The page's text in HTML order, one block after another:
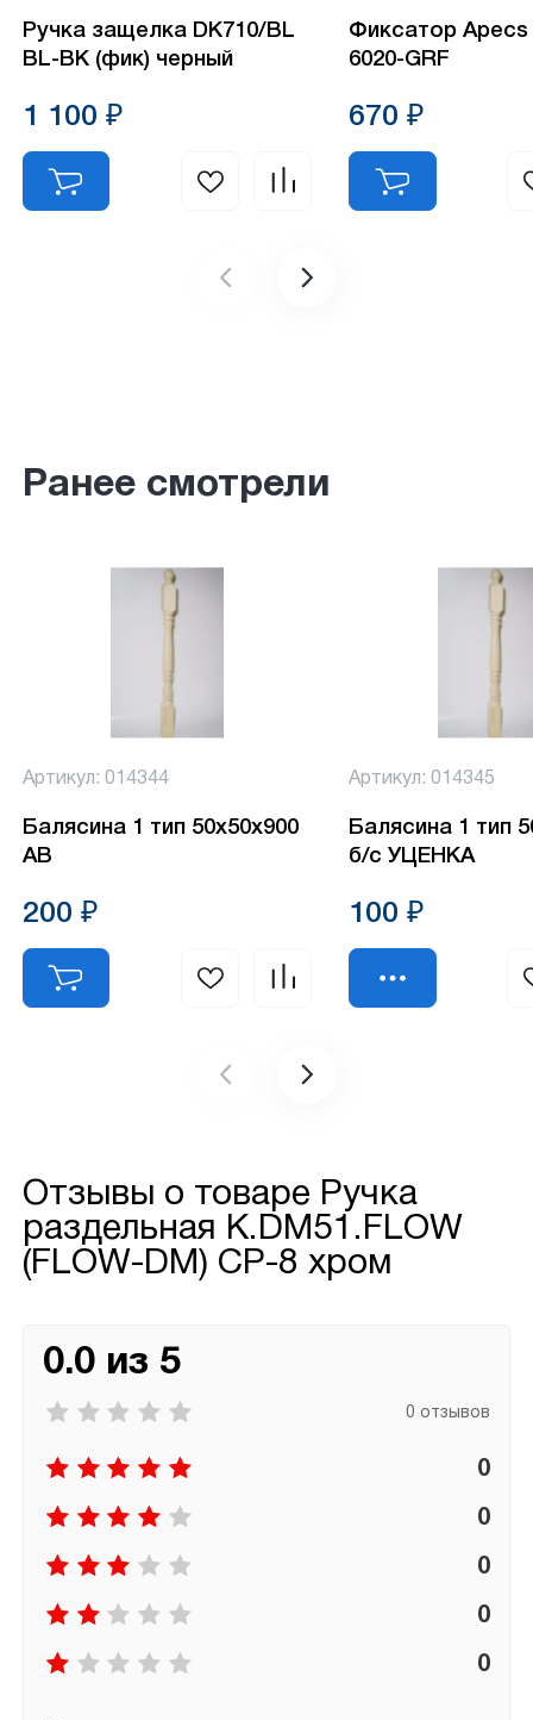
Ручка защелка DK710/BL
BL-BK (фик) черный
1 100 ₽
Фиксатор Apecs
6020-GRF
670 ₽
Ранее смотрели
Артикул: 014344
Балясина 1 тип 50х50х900
АВ
200 ₽
Артикул: 014345
Балясина 1 тип
б/с УЦЕНКА
100 ₽
Отзывы о товаре Ручка
раздельная K.DM51.FLOW
(FLOW-DM) CP-8 хром
0.0 из 5
0 отзывов
0
0
0
0
0